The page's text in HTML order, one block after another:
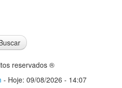
reservados ®
- Hoje: 09/08/2026 - 14:07